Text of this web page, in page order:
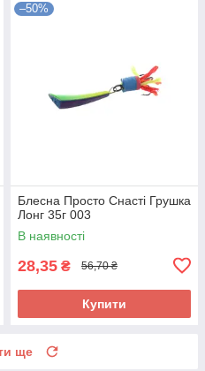
–50%
Блесна Просто Снасті Грушка
Лонг 35г 003
В наявності
28,35 ₴ 56,70 ₴
Купити
ще